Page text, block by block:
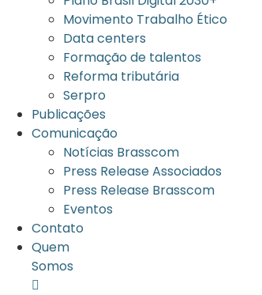
Movimento Trabalho Ético
Data centers
Formação de talentos
Reforma tributária
Serpro
Publicações
Comunicação
Notícias Brasscom
Press Release Associados
Press Release Brasscom
Eventos
Contato
Quem
Somos